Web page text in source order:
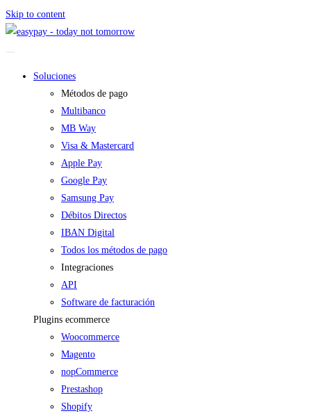
Skip to content
Soluciones
Métodos de pago
Multibanco
MB Way
Visa & Mastercard
Apple Pay
Google Pay
Samsung Pay
Débitos Directos
IBAN Digital
Todos los métodos de pago
Integraciones
API
Software de facturación
Plugins ecommerce
Woocommerce
Magento
nopCommerce
Prestashop
Shopify